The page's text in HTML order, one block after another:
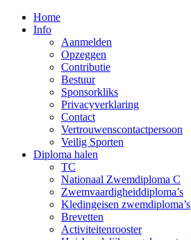
Home
Info
Aanmelden
Opzeggen
Contributie
Bestuur
Sponsorkliks
Privacyverklaring
Contact
Vertrouwenscontactpersoon
Veilig Sporten
Diploma halen
TC
Nationaal Zwemdiploma C
Zwemvaardigheiddiploma’s
Kledingeisen zwemdiploma’s
Brevetten
Activiteitenrooster